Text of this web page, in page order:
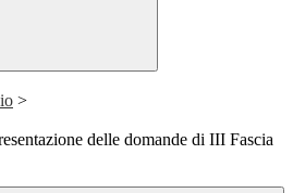
>
delle domande di III Fascia